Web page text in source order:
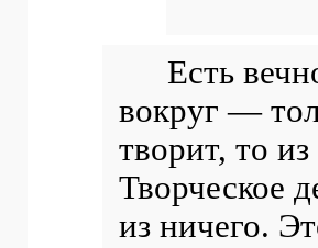
Есть
вокруг —
творит, то
Творческое
из ничего.